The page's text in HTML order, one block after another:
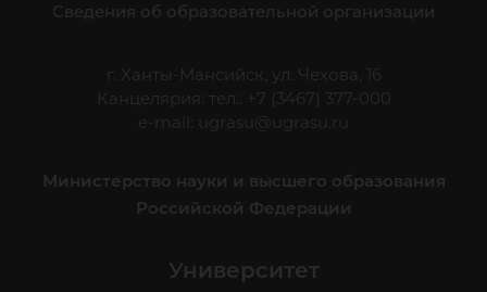
Сведения об образовательной организации
г. Ханты-Мансийск, ул. Чехова, 16
Канцелярия: тел.: +7 (3467) 377-000
e-mail:
ugrasu@ugrasu.ru
Министерство науки и высшего образования
Российской Федерации
Университет